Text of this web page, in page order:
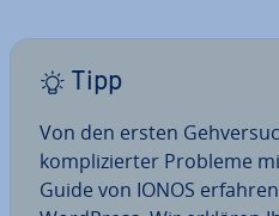
Tipp
Von den ersten
kom­pli­zier­ter Probleme
Guide von IONOS